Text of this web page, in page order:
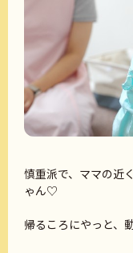
慎重派で、ママの近
ゃん♡
帰るころにやっと、